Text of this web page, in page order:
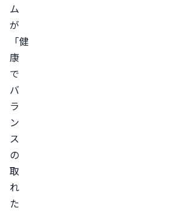
ム
が
「健
康
で
バ
ラ
ン
ス
の
取
れ
た